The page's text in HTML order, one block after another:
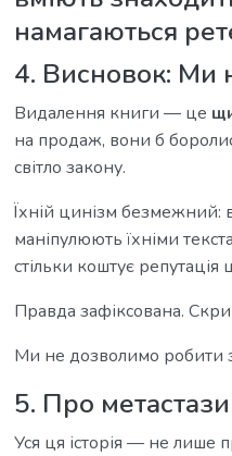
намагаються
4. Висновок: Ми
Видалення книги — це
на продаж, вони б
світло закону.
Їхній цинізм безмежний:
маніпулюють їхніми
стільки коштує репутація
Правда зафіксована.
Ми не дозволимо робити
5. Про метастази
Уся ця історія — не лише